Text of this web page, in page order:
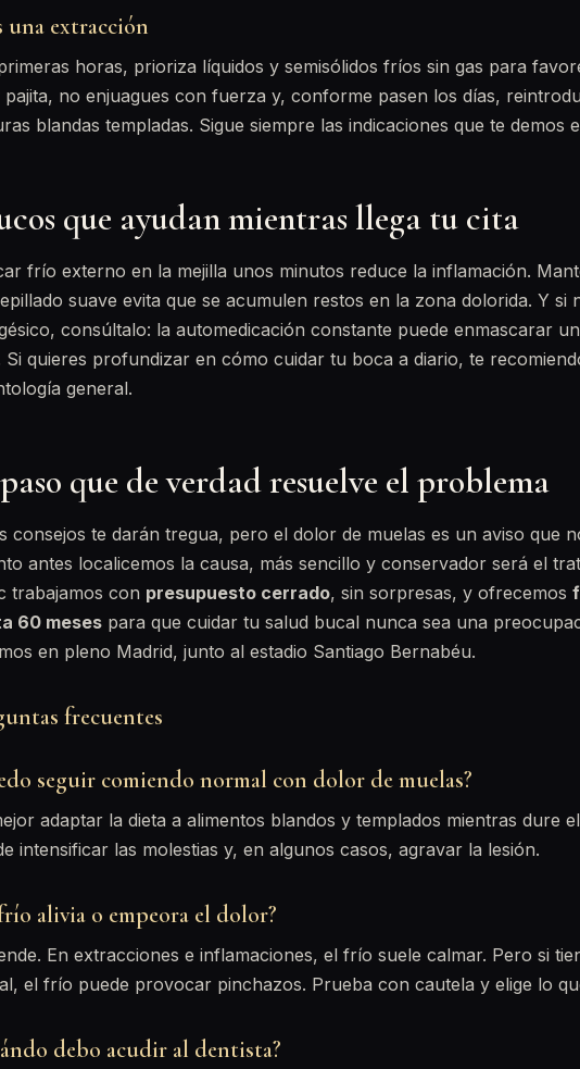
una extracción
horas, prioriza líquidos y semisólidos fríos sin gas para
pajita, no enjuagues con fuerza y, conforme pasen los días,
blandas templadas. Sigue siempre las indicaciones que te demos
que ayudan mientras llega tu cita
frío externo en la mejilla unos minutos reduce la inflamación.
suave evita que se acumulen restos en la zona dolorida. Y si
consúltalo: la automedicación constante puede enmascarar
Si quieres profundizar en cómo cuidar tu boca a diario, te
general.
que de verdad resuelve el problema
consejos te darán tregua, pero el dolor de muelas es un aviso que
antes localicemos la causa, más sencillo y conservador será el
trabajamos con presupuesto cerrado, sin sorpresas, y ofrecemos
60 meses para que cuidar tu salud bucal nunca sea una
en pleno Madrid, junto al estadio Santiago Bernabéu.
frecuentes
seguir comiendo normal con dolor de muelas?
adaptar la dieta a alimentos blandos y templados mientras dure
intensificar las molestias y, en algunos casos, agravar la lesión.
alivia o empeora el dolor?
En extracciones e inflamaciones, el frío suele calmar. Pero si
el frío puede provocar pinchazos. Prueba con cautela y elige lo
debo acudir al dentista?